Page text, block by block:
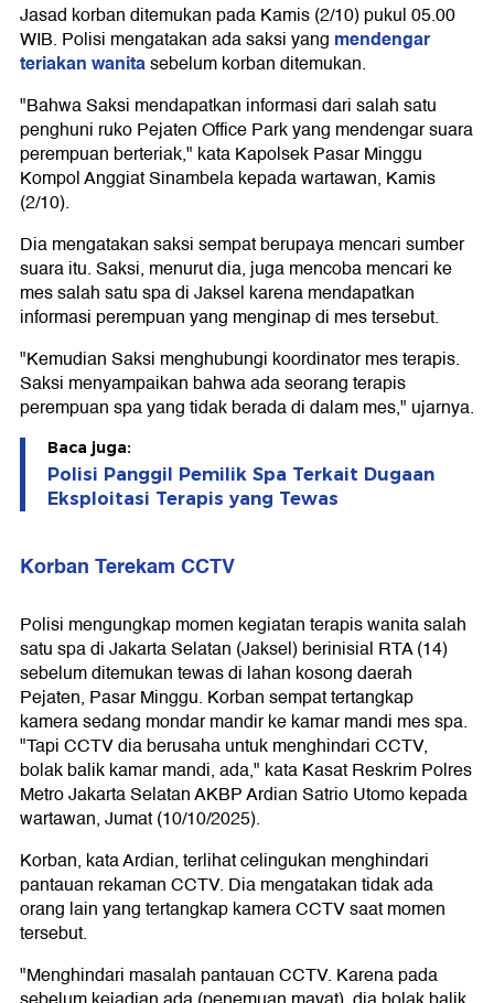
Jasad korban ditemukan pada Kamis (2/10) pukul 05.00
WIB. Polisi mengatakan ada saksi yang mendengar
teriakan wanitasebelum korban ditemukan.
"Bahwa Saksi mendapatkan informasi dari salah satu
penghuni ruko Pejaten Office Park yang mendengar suara
perempuan berteriak," kata Kapolsek Pasar Minggu
Kompol Anggiat Sinambela kepada wartawan, Kamis
(2/10).
Dia mengatakan saksi sempat berupaya mencari sumber
suara itu. Saksi, menurut dia, juga mencoba mencari ke
mes salah satu spa di Jaksel karena mendapatkan
informasi perempuan yang menginap di mes tersebut.
"Kemudian Saksi menghubungi koordinator mes terapis.
Saksi menyampaikan bahwa ada seorang terapis
perempuan spa yang tidak berada di dalam mes," ujarnya.
Baca juga:
Polisi Panggil Pemilik Spa Terkait Dugaan
Eksploitasi Terapis yang Tewas
Korban Terekam CCTV
Polisi mengungkap momen kegiatan terapis wanita salah
satu spa di Jakarta Selatan (Jaksel) berinisial RTA (14)
sebelum ditemukan tewas di lahan kosong daerah
Pejaten, Pasar Minggu. Korban sempat tertangkap
kamera sedang mondar mandir ke kamar mandi mes spa.
"Tapi CCTV dia berusaha untuk menghindari CCTV,
bolak balik kamar mandi, ada," kata Kasat Reskrim Polres
Metro Jakarta Selatan AKBP Ardian Satrio Utomo kepada
wartawan, Jumat (10/10/2025).
Korban, kata Ardian, terlihat celingukan menghindari
pantauan rekaman CCTV. Dia mengatakan tidak ada
orang lain yang tertangkap kamera CCTV saat momen
tersebut.
"Menghindari masalah pantauan CCTV. Karena pada